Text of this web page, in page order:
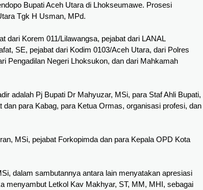
Bupati Aceh Utara di Lhokseumawe. Prosesi
Tgk H Usman, MPd.
dari Korem 011/Lilawangsa, pejabat dari LANAL
SE, pejabat dari Kodim 0103/Aceh Utara, dari Polres
Pengadilan Negeri Lhoksukon, dan dari Mahkamah
adalah Pj Bupati Dr Mahyuzar, MSi, para Staf Ahli Bupati,
para Kabag, para Ketua Ormas, organisasi profesi, dan
MSi, pejabat Forkopimda dan para Kepala OPD Kota
dalam sambutannya antara lain menyatakan apresiasi
menyambut Letkol Kav Makhyar, ST, MM, MHI, sebagai